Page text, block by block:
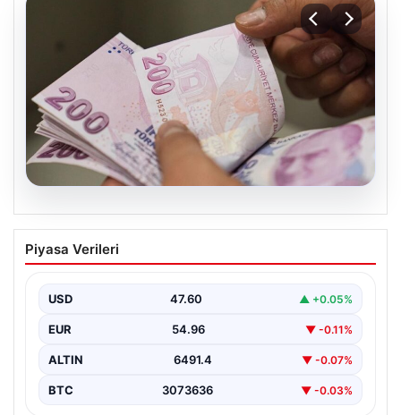
05.08.2026
Bayram ikramiyeleri ne zaman yatacak?
2026 Kurban Bayramı emekli ikramiye
Piyasa Verileri
USD 47.60 ▲ +0.05%
EUR 54.96 ▼ -0.11%
ALTIN 6491.4 ▼ -0.07%
BTC 3073636 ▼ -0.03%